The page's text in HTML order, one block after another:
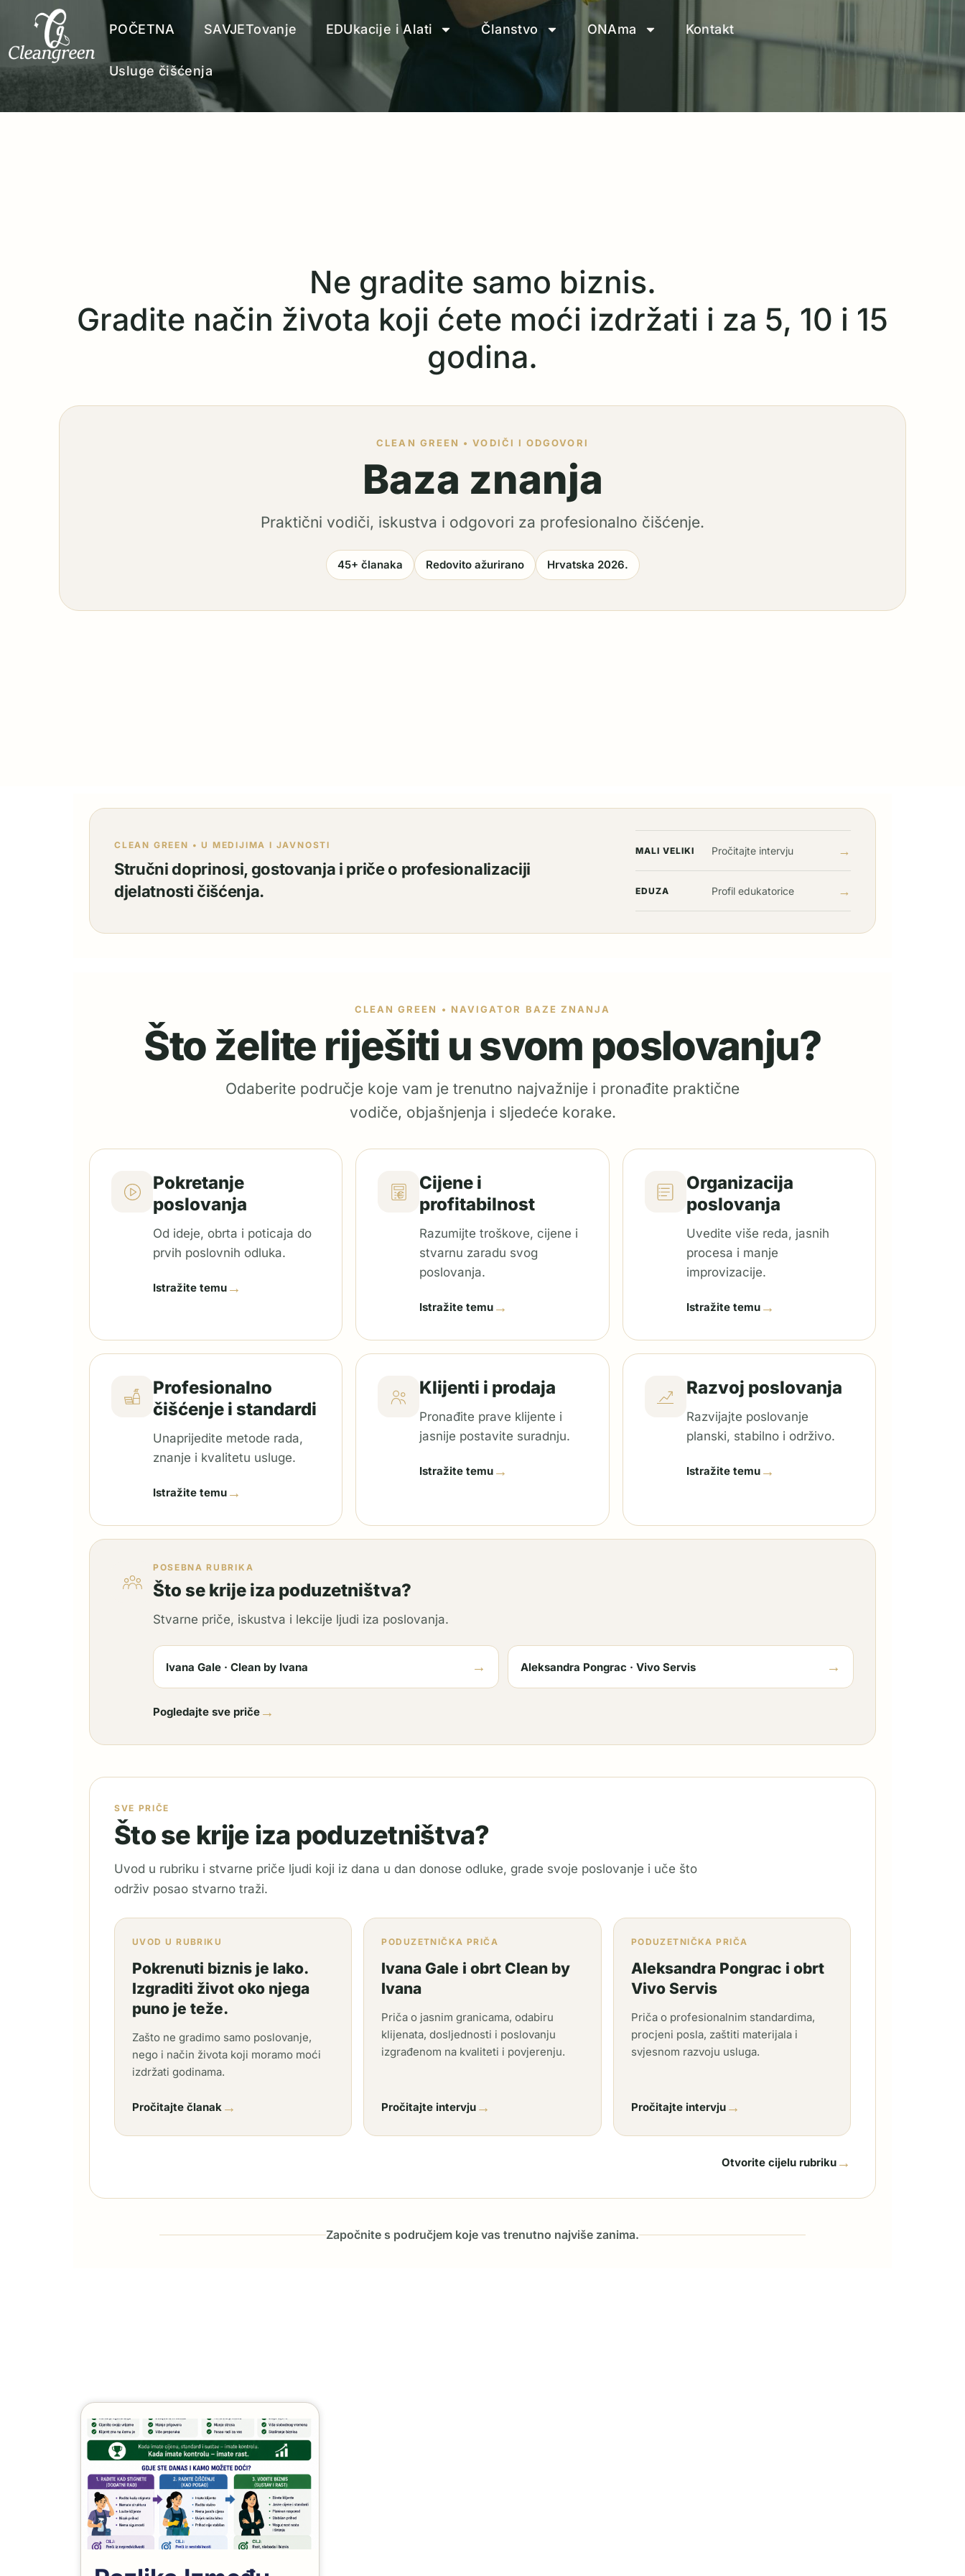
POČETNA SAVJETovanje EDUkacije i Alati Članstvo ONAma Kontakt
Usluge čišćenja
Ne gradite samo biznis.
Gradite način života koji ćete moći izdržati i za 5, 10 i 15
godina.
CLEAN GREEN • VODIČI I ODGOVORI
Baza znanja
Praktični vodiči, iskustva i odgovori za profesionalno čišćenje.
45+ članaka Redovito ažurirano Hrvatska 2026.
CLEAN GREEN • U MEDIJIMA I JAVNOSTI
Stručni doprinosi, gostovanja i priče o profesionalizaciji
djelatnosti čišćenja.
MALI VELIKI Pročitajte intervju →
EDUZA Profil edukatorice →
CLEAN GREEN • NAVIGATOR BAZE ZNANJA
Što želite riješiti u svom poslovanju?
Odaberite područje koje vam je trenutno najvažnije i pronađite praktične
vodiče, objašnjenja i sljedeće korake.
Pokretanje
poslovanja
Od ideje, obrta i poticaja do
prvih poslovnih odluka.
Istražite temu →
Cijene i
profitabilnost
Razumijte troškove, cijene i
stvarnu zaradu svog
poslovanja.
Istražite temu →
Organizacija
poslovanja
Uvedite više reda, jasnih
procesa i manje
improvizacije.
Istražite temu→
Profesionalno
čišćenje i standardi
Unaprijedite metode rada,
znanje i kvalitetu usluge.
Istražite temu →
Klijenti i prodaja
Pronađite prave klijente i
jasnije postavite suradnju.
Istražite temu →
Razvoj poslovanja
Razvijajte poslovanje
planski, stabilno i održivo.
Istražite temu→
POSEBNA RUBRIKA
Što se krije iza poduzetništva?
Stvarne priče, iskustva i lekcije ljudi iza poslovanja.
Ivana Gale · Clean by Ivana → Aleksandra Pongrac · Vivo Servis →
Pogledajte sve priče →
SVE PRIČE
Što se krije iza poduzetništva?
Uvod u rubriku i stvarne priče ljudi koji iz dana u dan donose odluke, grade svoje poslovanje i uče što
održiv posao stvarno traži.
UVOD U RUBRIKU
Pokrenuti biznis je lako.
Izgraditi život oko njega
puno je teže.
Zašto ne gradimo samo poslovanje,
nego i način života koji moramo moći
izdržati godinama.
Pročitajte članak →
PODUZETNIČKA PRIČA
Ivana Gale i obrt Clean by
Ivana
Priča o jasnim granicama, odabiru
klijenata, dosljednosti i poslovanju
izgrađenom na kvaliteti i povjerenju.
Pročitajte intervju →
PODUZETNIČKA PRIČA
Aleksandra Pongrac i obrt
Vivo Servis
Priča o profesionalnim standardima,
procjeni posla, zaštiti materijala i
svjesnom razvoju usluga.
Pročitajte intervju→
Otvorite cijelu rubriku →
Započnite s područjem koje vas trenutno najviše zanima.